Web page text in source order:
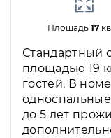
Площадь 17
Стандартный
площадью 19
гостей. В
до 5 лет